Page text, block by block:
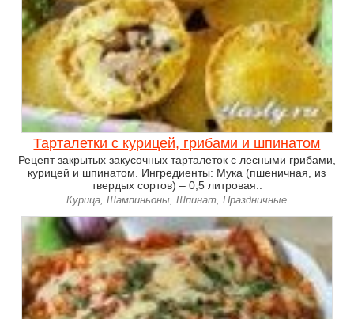
Тарталетки с курицей, грибами и шпинатом
Рецепт закрытых закусочных тарталеток с лесными грибами,
курицей и шпинатом. Ингредиенты: Мука (пшеничная, из
твердых сортов) – 0,5 литровая..
Курица, Шампиньоны, Шпинат, Праздничные